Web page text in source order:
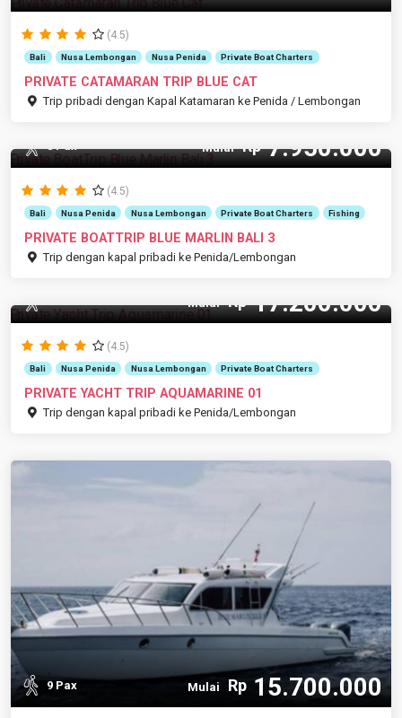
(4.5)
Bali Nusa Lembongan Nusa Penida Private Boat Charters
PRIVATE CATAMARAN TRIP BLUE CAT
Trip pribadi dengan Kapal Katamaran ke Penida / Lembongan
Mulai Rp7.950.000
(4.5)
Bali Nusa Penida Nusa Lembongan Private Boat Charters Fishing
PRIVATE BOATTRIP BLUE MARLIN BALI 3
Trip dengan kapal pribadi ke Penida/Lembongan
Mulai Rp17.200.000
(4.5)
Bali Nusa Penida Nusa Lembongan Private Boat Charters
PRIVATE YACHT TRIP AQUAMARINE 01
Trip dengan kapal pribadi ke Penida/Lembongan
9 Pax Mulai Rp 15.700.000